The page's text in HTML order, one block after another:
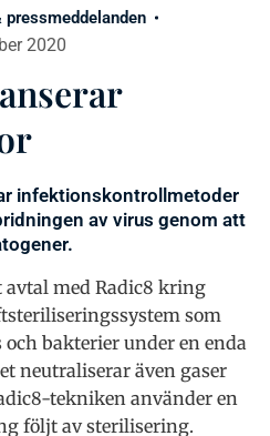
2020
infektionskontrollmetoder
av virus genom att
med Radic8 kring
som
bakterier under en enda
neutraliserar även gaser
tekniken använder en
följt av sterilisering.